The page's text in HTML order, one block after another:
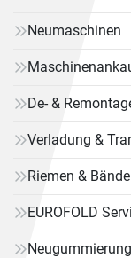
Neumaschinen
De- &
Verladung &
Riemen &
EUROFOLD